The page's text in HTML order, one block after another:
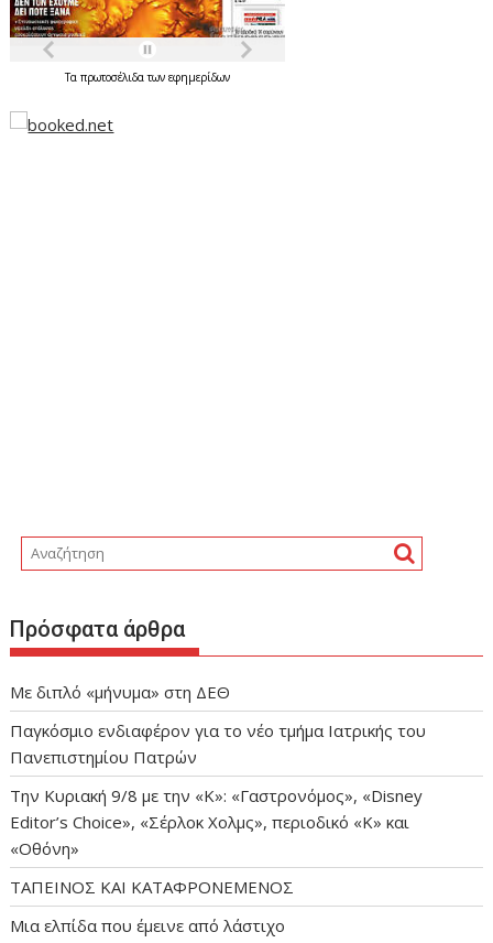
Ταπρωτοσέλιδατωνεφημερίδων
Πρόσφατα άρθρα
Με διπλό «μήνυμα» στη ΔΕΘ
Παγκόσμιο ενδιαφέρον για το νέο τμήμα Ιατρικής του
Πανεπιστημίου Πατρών
Την Κυριακή 9/8 με την «Κ»: «Γαστρονόμος», «Disney
Editor’s Choice», «Σέρλοκ Χολμς», περιοδικό «Κ» και
«Οθόνη»
ΤΑΠΕΙΝΟΣ ΚΑΙ ΚΑΤΑΦΡΟΝΕΜΕΝΟΣ
Μια ελπίδα που έμεινε από λάστιχο